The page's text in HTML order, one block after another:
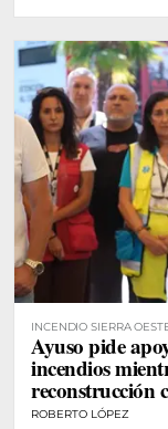
INCENDIO SIERRA
Ayuso pide
incendios
reconstrucción
ROBERTO LÓPEZ